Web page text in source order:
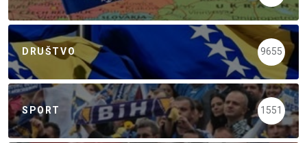
DRUŠTVO 9655
SPORT 1551